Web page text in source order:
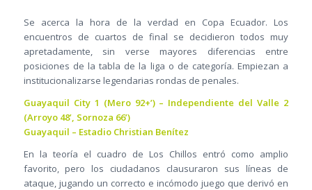
Se acerca la hora de la verdad en Copa Ecuador. Los
encuentros de cuartos de final se decidieron todos muy
apretadamente, sin verse mayores diferencias entre
posiciones de la tabla de la liga o de categoría. Empiezan a
institucionalizarse legendarias rondas de penales.
Guayaquil City 1 (Mero 92+’) – Independiente del Valle 2
(Arroyo 48’, Sornoza 66’)
Guayaquil – Estadio Christian Benítez
En la teoría el cuadro de Los Chillos entró como amplio
favorito, pero los ciudadanos clausuraron sus líneas de
ataque, jugando un correcto e incómodo juego que derivó en